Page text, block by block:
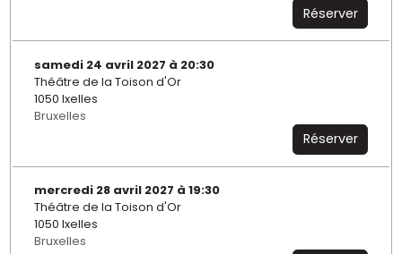
Réserver
samedi 24 avril 2027 à 20:30
Théâtre de la Toison d'Or
1050 Ixelles
Bruxelles
Réserver
mercredi 28 avril 2027 à 19:30
Théâtre de la Toison d'Or
1050 Ixelles
Bruxelles